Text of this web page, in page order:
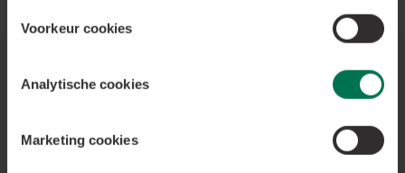
surfervaring.
Voorkeur cookies
Analytische cookies
Marketing cookies
Hulp nodig?
Raadpleeg onze FAQ